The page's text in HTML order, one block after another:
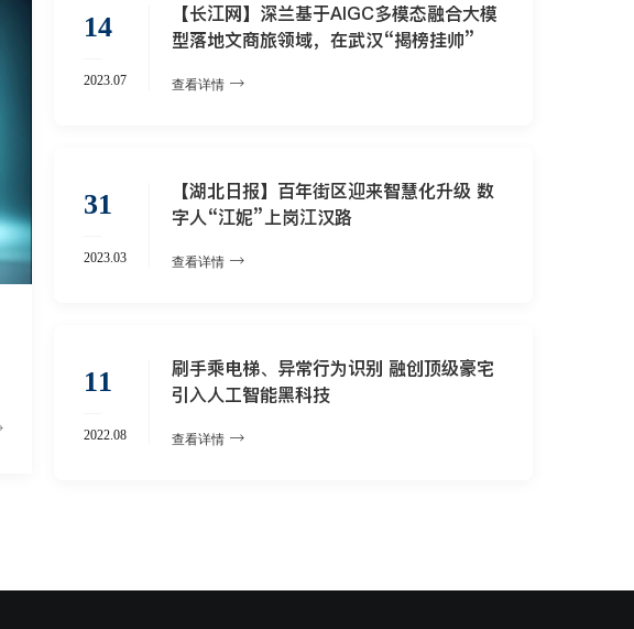
14
2023.07
【长江网】深兰基于AIGC多模态融合大模
型落地文商旅领域，在武汉“揭榜挂帅”
查看详情
31
2023.03
【湖北日报】百年街区迎来智慧化升级 数
字人“江妮”上岗江汉路
查看详情
11
2022.08
刷手乘电梯、异常行为识别 融创顶级豪宅
引入人工智能黑科技
查看详情